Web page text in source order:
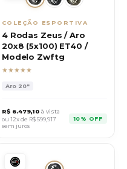
COLEÇÃO ESPORTIVA
4 Rodas Zeus / Aro
20x8 (5x100) ET40 /
Modelo Zwftg
★★★★★
Aro 20"
R$ 6.479,10 à vista
ou 12x de R$599,917
sem juros
10% OFF